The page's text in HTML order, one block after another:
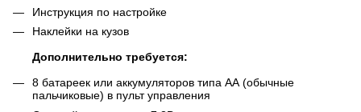
Инструкция по настройке
Наклейки на кузов
Дополнительно требуется:
8 батареек или аккумуляторов типа АА (обычные
пальчиковые) в пульт управления